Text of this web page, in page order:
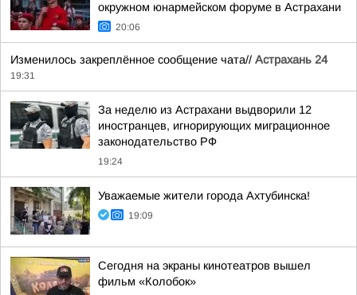
окружном юнармейском форуме в Астрахани
20:06
Изменилось закреплённое сообщение чата// Астрахань 24
19:31
За неделю из Астрахани выдворили 12
иностранцев, игнорирующих миграционное
законодательство РФ
19:24
Уважаемые жители города Ахтубинска!
19:09
Сегодня на экраны кинотеатров вышел
фильм «Колобок»